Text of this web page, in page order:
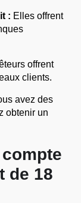
: Elles offrent
offrent
clients.
avez des
obtenir un
de 18